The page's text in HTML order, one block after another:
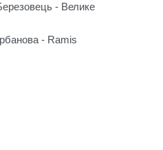
- Велике
- Ramis